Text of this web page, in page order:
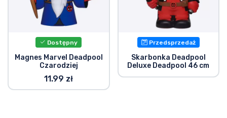
Dostępny
Magnes Marvel Deadpool
Czarodziej
11.99 zł
Przedsprzedaż
Skarbonka Deadpool
Deluxe Deadpool 46 cm